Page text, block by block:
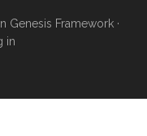
Genesis Framework·
in